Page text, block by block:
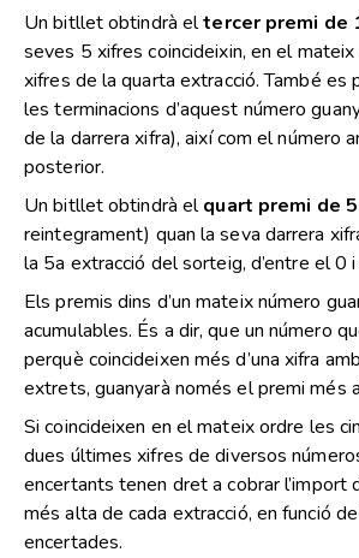
Un bitllet obtindrà eltercer premi de
seves 5 xifres coincideixin, en el
xifres de la quarta extracció. També es
les terminacions d’aquest número
de la darrera xifra), així com el número
posterior.
Un bitllet obtindrà elquart premi de
reintegrament) quan la seva darrera
la 5a extracció del sorteig, d’entre el 0
Els premis dins d’un mateix número
acumulables. És a dir, que un número
perquè coincideixen més d’una xifra
extrets, guanyarà només el premi més
Si coincideixen en el mateix ordre les
dues últimes xifres de diversos
encertants tenen dret a cobrar l’import
més alta de cada extracció, en funció
encertades.